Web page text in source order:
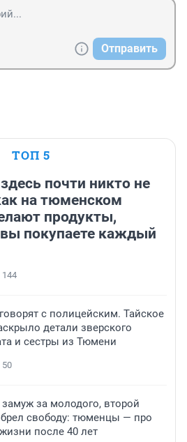
Отправить
ТОП 5
почти никто не
на тюменском
продукты,
покупаете каждый
144
с полицейским. Тайское
детали зверского
и сестры из Тюмени
50
за молодого, второй
свободу: тюменцы — про
после 40 лет